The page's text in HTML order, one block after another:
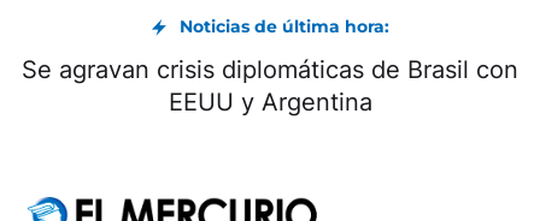
Noticias de última hora:
Se agravan crisis diplomáticas de Brasil con
EEUU y Argentina